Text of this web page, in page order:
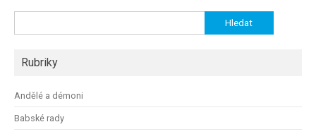
Rubriky
Andělé a démoni
Babské rady